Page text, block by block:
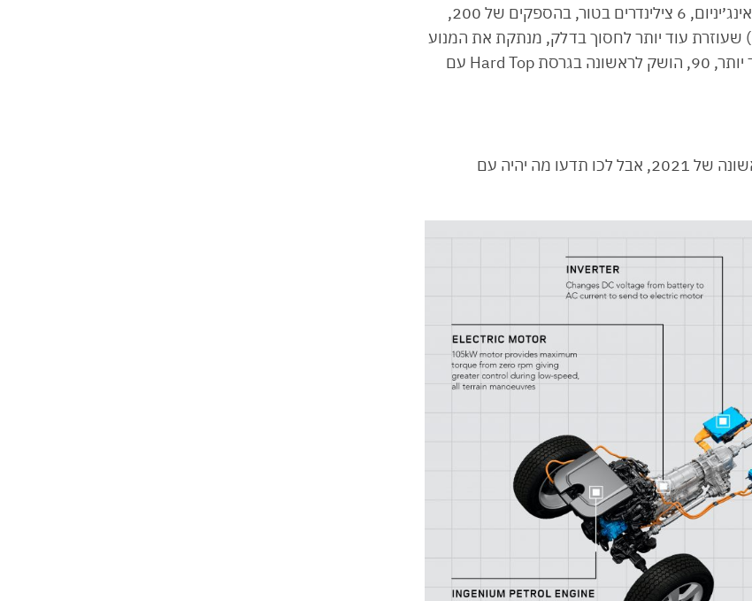
בנוסף, בלנד רובר השיקו גרסאות דיזל נוספות של מנוע האינג׳יניום, 6 צילינדרים בטור, בהספקים של 200,
250 ו-300 כ״ס, יחד עם תמיכה היברידית (Mild Hybrid) שעוזרת עוד יותר לחסוך בדלק, מנתקת את המנוע
במהירויות שיוט ונותנת כוח ביציאה מהמקום. הדגם הקצר יותר, 90, הושק לראשונה בגרסת Hard Top עם
הדיפנדר ההיברידי נטען צפוי להגיע לישראל במחצית הראשונה של 2021, אבל לכו תדעו מה יהיה עם